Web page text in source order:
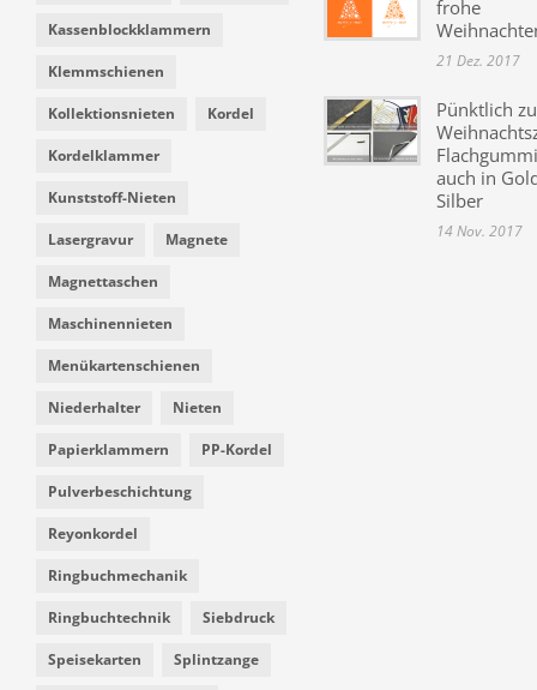
Kassenblockklammern
Klemmschienen
Kollektionsnieten Kordel
Kordelklammer
Kunststoff-Nieten
Lasergravur Magnete
Magnettaschen
Maschinennieten
Menükartenschienen
Niederhalter Nieten
Papierklammern PP-Kordel
Pulverbeschichtung
Reyonkordel
Ringbuchmechanik
Ringbuchtechnik Siebdruck
Speisekarten Splintzange
frohe
21 Dez. 2017
Pünktlich
auch in
Silber
14 Nov. 2017